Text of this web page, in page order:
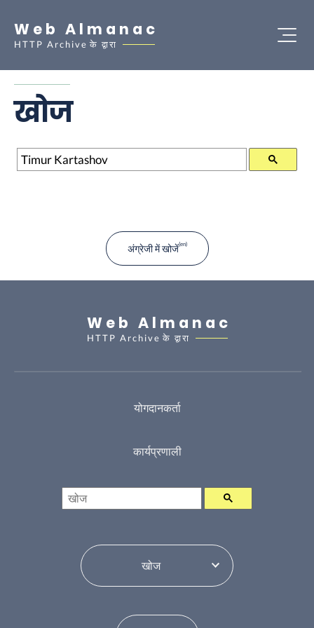
Web Almanac
HTTP Archive के द्वारा
खोज
खोज
अंग्रेजी में खोजें
Web Almanac
HTTP Archive के द्वारा
योगदानकर्ता
कार्यप्रणाली
खोज
विषय सूची परिवर्तन करें